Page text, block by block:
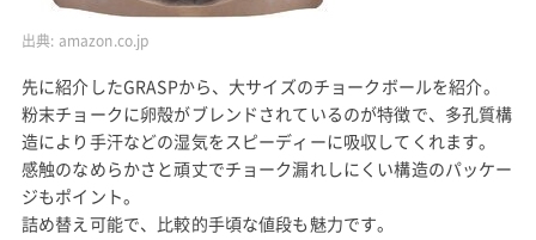
出典: amazon.co.jp
先に紹介したGRASPから、大サイズのチョークボールを紹介。
粉末チョークに卵殻がブレンドされているのが特徴で、多孔質構
造により手汗などの湿気をスピーディーに吸収してくれます。
感触のなめらかさと頑丈でチョーク漏れしにくい構造のパッケー
ジもポイント。
詰め替え可能で、比較的手頃な値段も魅力です。